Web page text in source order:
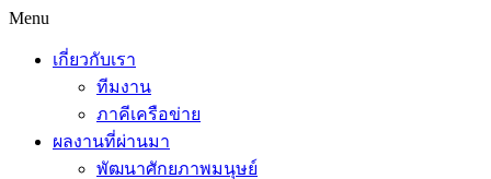
Menu
เกี่ยวกับเรา
ทีมงาน
ภาคีเครือข่าย
ผลงานที่ผ่านมา
พัฒนาศักยภาพมนุษย์